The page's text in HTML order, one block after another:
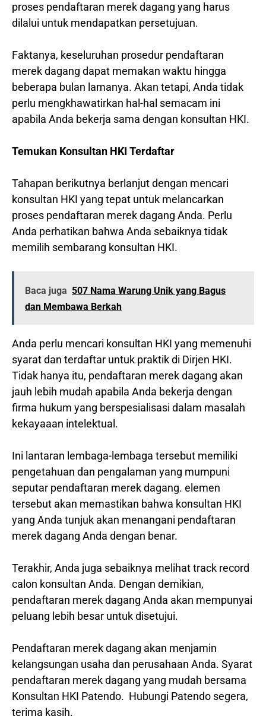
proses pendaftaran merek dagang yang harus
dilalui untuk mendapatkan persetujuan.
Faktanya, keseluruhan prosedur pendaftaran
merek dagang dapat memakan waktu hingga
beberapa bulan lamanya. Akan tetapi, Anda tidak
perlu mengkhawatirkan hal-hal semacam ini
apabila Anda bekerja sama dengan konsultan HKI.
Temukan Konsultan HKI Terdaftar
Tahapan berikutnya berlanjut dengan mencari
konsultan HKI yang tepat untuk melancarkan
proses pendaftaran merek dagang Anda. Perlu
Anda perhatikan bahwa Anda sebaiknya tidak
memilih sembarang konsultan HKI.
Baca juga 507 Nama Warung Unik yang Bagus
dan Membawa Berkah
Anda perlu mencari konsultan HKI yang memenuhi
syarat dan terdaftar untuk praktik di Dirjen HKI.
Tidak hanya itu, pendaftaran merek dagang akan
jauh lebih mudah apabila Anda bekerja dengan
firma hukum yang berspesialisasi dalam masalah
kekayaaan intelektual.
Ini lantaran lembaga-lembaga tersebut memiliki
pengetahuan dan pengalaman yang mumpuni
seputar pendaftaran merek dagang. elemen
tersebut akan memastikan bahwa konsultan HKI
yang Anda tunjuk akan menangani pendaftaran
merek dagang Anda dengan benar.
Terakhir, Anda juga sebaiknya melihat track record
calon konsultan Anda. Dengan demikian,
pendaftaran merek dagang Anda akan mempunyai
peluang lebih besar untuk disetujui.
Pendaftaran merek dagang akan menjamin
kelangsungan usaha dan perusahaan Anda. Syarat
pendaftaran merek dagang yang mudah bersama
Konsultan HKI Patendo. Hubungi Patendo segera,
terima kasih.